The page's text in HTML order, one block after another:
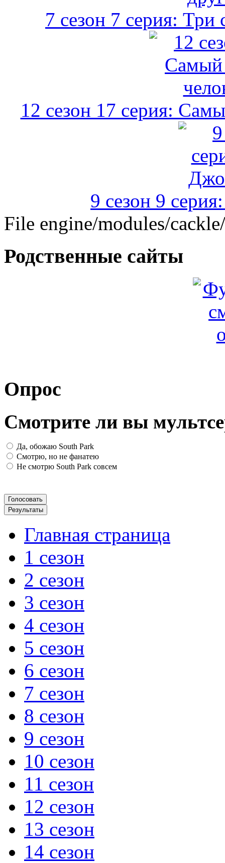
7 сезон 7 серия:
12 сезон 17 серия:
9 сезон 9
File engine/modules/
Родственные сайты
Опрос
Смотрите ли вы
Да, обожаю South Park
Смотрю, но не фанатею
Не смотрю South Park совсем
Главная страница
1 сезон
2 сезон
3 сезон
4 сезон
5 сезон
6 сезон
7 сезон
8 сезон
9 сезон
10 сезон
11 сезон
12 сезон
13 сезон
14 сезон